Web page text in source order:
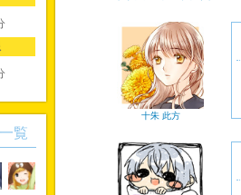
十朱 此方
覧